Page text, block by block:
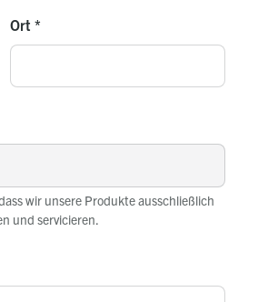
Ort *
wir unsere Produkte ausschließlich
und servicieren.